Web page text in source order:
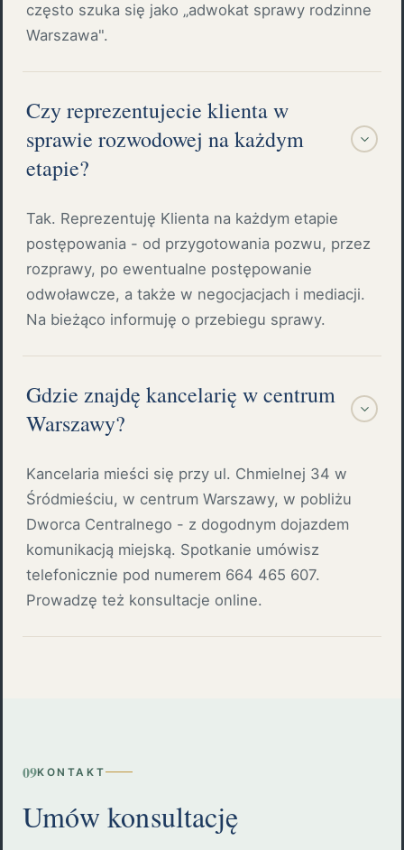
często szuka się jako „adwokat sprawy rodzinne
Warszawa".
Czy reprezentujecie klienta w
sprawie rozwodowej na każdym
etapie?
Tak. Reprezentuję Klienta na każdym etapie
postępowania - od przygotowania pozwu, przez
rozprawy, po ewentualne postępowanie
odwoławcze, a także w negocjacjach i mediacji.
Na bieżąco informuję o przebiegu sprawy.
Gdzie znajdę kancelarię w centrum
Warszawy?
Kancelaria mieści się przy ul. Chmielnej 34 w
Śródmieściu, w centrum Warszawy, w pobliżu
Dworca Centralnego - z dogodnym dojazdem
komunikacją miejską. Spotkanie umówisz
telefonicznie pod numerem 664 465 607.
Prowadzę też konsultacje online.
09KONTAKT
Umów konsultację